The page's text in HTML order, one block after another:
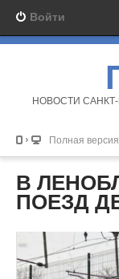
Войти
НОВОСТИ
Полная
В
ПОЕЗД